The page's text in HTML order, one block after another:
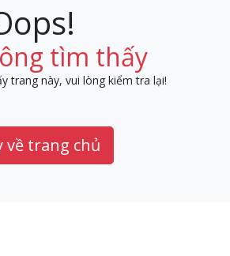
tìm thấy
trang này, vui lòng kiểm tra lại!
về trang chủ